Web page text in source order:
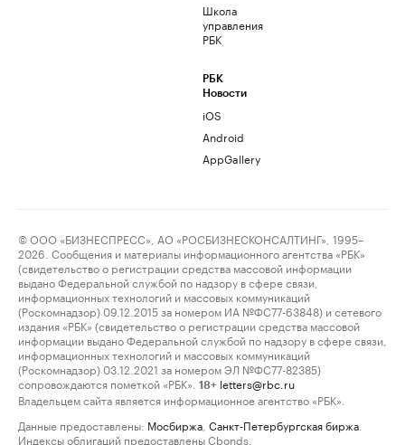
Школа
управления
РБК
РБК
Новости
iOS
Android
AppGallery
© ООО «БИЗНЕСПРЕСС», АО «РОСБИЗНЕСКОНСАЛТИНГ», 1995–
2026. Сообщения и материалы информационного агентства «РБК»
(свидетельство о регистрации средства массовой информации
выдано Федеральной службой по надзору в сфере связи,
информационных технологий и массовых коммуникаций
(Роскомнадзор) 09.12.2015 за номером ИА №ФС77-63848) и сетевого
издания «РБК» (свидетельство о регистрации средства массовой
информации выдано Федеральной службой по надзору в сфере связи,
информационных технологий и массовых коммуникаций
(Роскомнадзор) 03.12.2021 за номером ЭЛ №ФС77-82385)
сопровождаются пометкой «РБК».
18+ letters@rbc.ru
Владельцем сайта является информационное агентство «РБК».
Данные предоставлены: Мосбиржа Санкт-Петербургская биржа
Индексы облигаций предоставлены Cbonds.